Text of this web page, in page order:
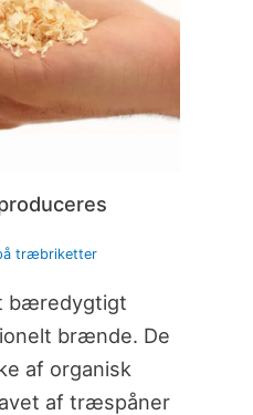
træbriketter
bæredygtigt
brænde. De
af organisk
af træspåner